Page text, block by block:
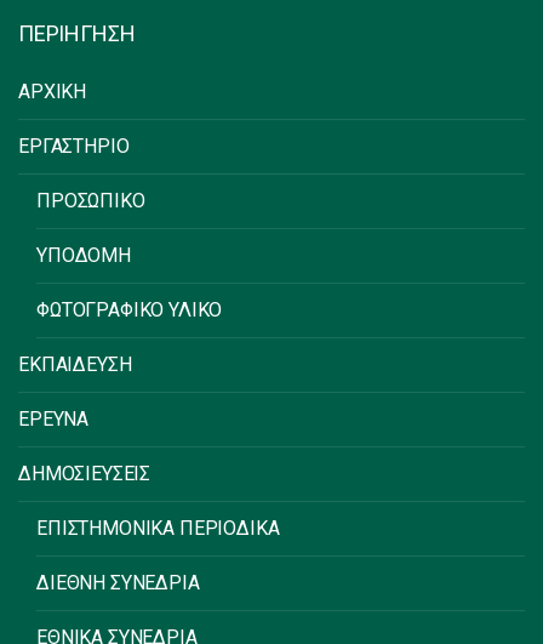
ΠΕΡΙΗΓΗΣΗ
ΑΡΧΙΚΗ
ΕΡΓΑΣΤΗΡΙΟ
ΠΡΟΣΩΠΙΚΟ
ΥΠΟΔΟΜΗ
ΦΩΤΟΓΡΑΦΙΚΟ ΥΛΙΚΟ
ΕΚΠΑΙΔΕΥΣΗ
ΕΡΕΥΝΑ
ΔΗΜΟΣΙΕΥΣΕΙΣ
ΕΠΙΣΤΗΜΟΝΙΚΑ ΠΕΡΙΟΔΙΚΑ
ΔΙΕΘΝΗ ΣΥΝΕΔΡΙΑ
ΕΘΝΙΚΑ ΣΥΝΕΔΡΙΑ